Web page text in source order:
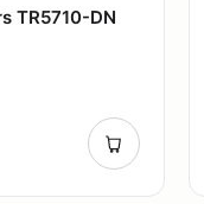
TR5710-DN